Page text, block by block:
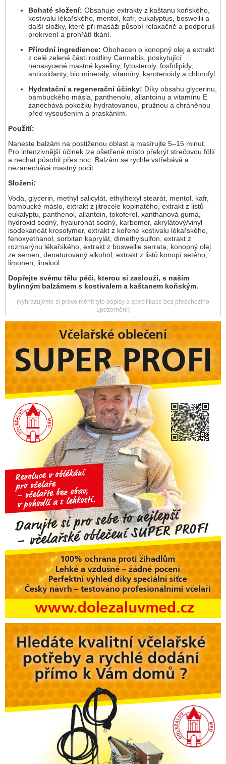
Bohaté složení: Obsahuje extrakty z kaštanu koňského,
kostivalu lékařského, mentol, kafr, eukalyptus, boswellii a
další složky, které při masáži působí relaxačně a podporují
prokrvení a prohřátí tkání.
Přírodní ingredience: Obohacen o konopný olej a extrakt
z celé zelené části rostliny Cannabis, poskytující
nenasycené mastné kyseliny, fytosteroly, fosfolipidy,
antioxidanty, bio minerály, vitamíny, karotenoidy a chlorofyl.
Hydratační a regenerační účinky: Díky obsahu glycerinu,
bambuckého másla, panthenolu, allantoinu a vitamínu E
zanechává pokožku hydratovanou, pružnou a chráněnou
před vysoušením a praskáním.
Použití:
Naneste balzám na postiženou oblast a masírujte 5–15 minut.
Pro intenzivnější účinek lze ošetřené místo překrýt strečovou fólií
a nechat působit přes noc. Balzám se rychle vstřebává a
nezanechává mastný pocit.
Složení:
Voda, glycerin, methyl salicylát, ethylhexyl stearát, mentol, kafr,
bambucké máslo, extrakt z jitrocele kopinatého, extrakt z listů
eukalyptu, panthenol, allantoin, tokoferol, xanthanová guma,
hydroxid sodný, hyaluronát sodný, karbomer, akrylátový/vinyl
isodekanoát krosolymer, extrakt z kořene kostivalu lékařského,
fenoxyethanol, sorbitan kaprylát, dimethylsulfon, extrakt z
rozmarýnu lékařského, extrakt z boswellie serrata, konopný olej
ze semen, denaturovaný alkohol, extrakt z listů konopí setého,
limonen, linalool.
Dopřejte svému tělu péči, kterou si zaslouží, s naším
bylinným balzámem s kostivalem a kaštanem koňským.
(vyhrazujeme si právo měnit tyto popisy a specifikace bez předchozího
upozornění)